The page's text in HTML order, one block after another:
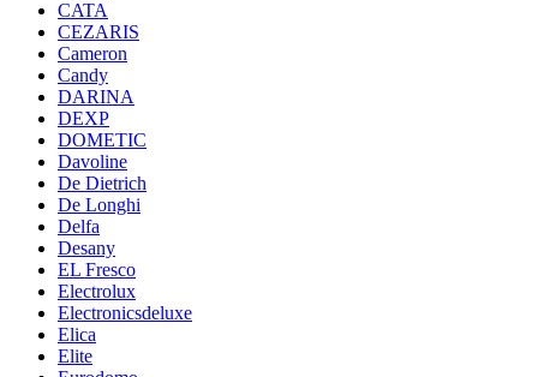
CATA
CEZARIS
Cameron
Candy
DARINA
DEXP
DOMETIC
Davoline
De Dietrich
De Longhi
Delfa
Desany
EL Fresco
Electrolux
Electronicsdeluxe
Elica
Elite